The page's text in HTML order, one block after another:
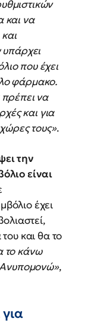
και να
υπάρχει
που έχει
φάρμακο.
να
και για
τους».
την
είναι
έχει
και θα το
κάνω
Ανυπομονώ»,